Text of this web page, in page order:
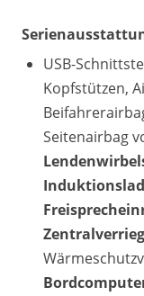
USB-
Kopfstützen,
Seitenairbag